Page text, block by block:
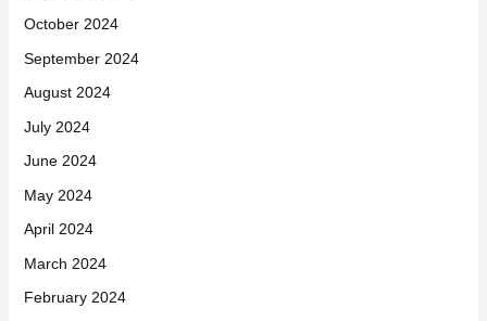
October 2024
September 2024
August 2024
July 2024
June 2024
May 2024
April 2024
March 2024
February 2024